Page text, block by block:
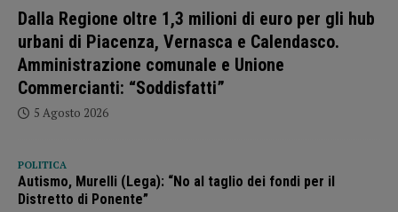
Dalla Regione oltre 1,3 milioni di euro per gli hub
urbani di Piacenza, Vernasca e Calendasco.
Amministrazione comunale e Unione
Commercianti: “Soddisfatti”
5 Agosto 2026
POLITICA
Autismo, Murelli (Lega): “No al taglio dei fondi per il
Distretto di Ponente”